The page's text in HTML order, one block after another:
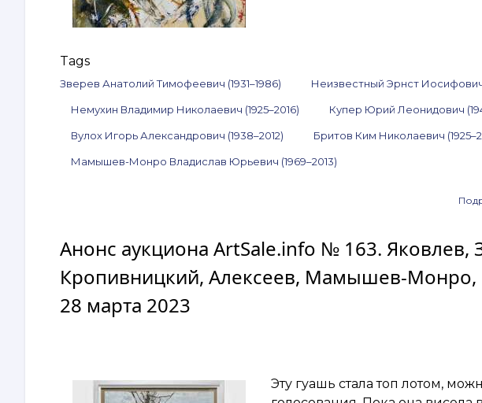
Tags
Зверев Анатолий Тимофеевич (1931–1986) Неизвестный Эрнст Иосифович
Немухин Владимир Николаевич (1925–2016) Купер Юрий Леонидович
Вулох Игорь Александрович (1938–2012) Бритов Ким Николаевич
Мамышев-Монро Владислав Юрьевич (1969–2013)
Анонс аукциона ArtSale.info № 163.
Кропивницкий, Алексеев, Мамышев-Монро,
28 марта 2023
Эту гуашь стала топ лотом,